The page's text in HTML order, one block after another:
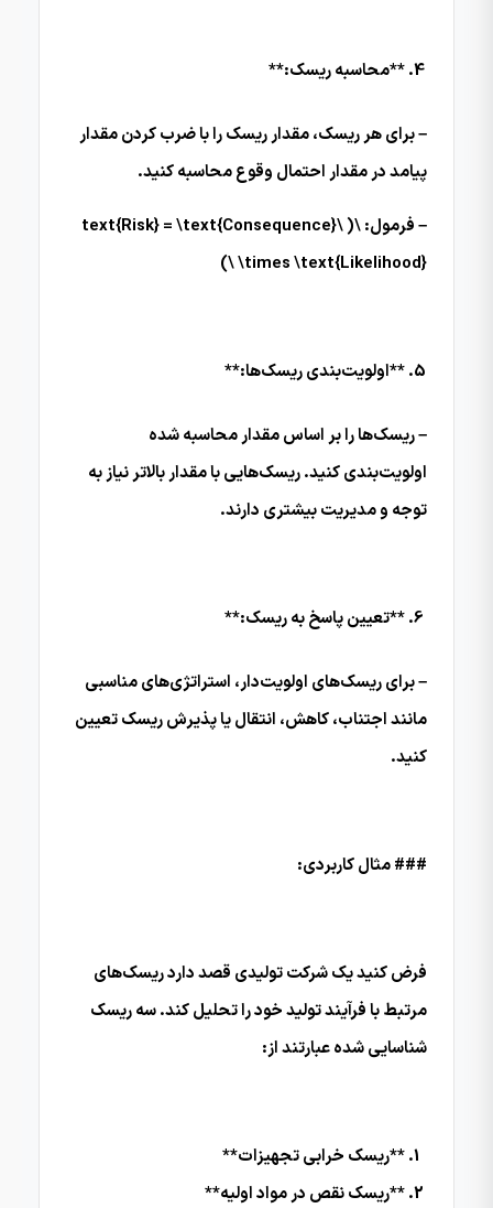
**محاسبه ریسک:**
– برای هر ریسک، مقدار ریسک را با ضرب کردن مقدار
پیامد در مقدار احتمال وقوع محاسبه کنید.
– فرمول: \( \text{Risk} = \text{Consequence}
\times \text{Likelihood} \)
**اولویت‌بندی ریسک‌ها:**
– ریسک‌ها را بر اساس مقدار محاسبه شده
اولویت‌بندی کنید. ریسک‌هایی با مقدار بالاتر نیاز به
توجه و مدیریت بیشتری دارند.
**تعیین پاسخ به ریسک:**
– برای ریسک‌های اولویت‌دار، استراتژی‌های مناسبی
مانند اجتناب، کاهش، انتقال یا پذیرش ریسک تعیین
کنید.
### مثال کاربردی:
فرض کنید یک شرکت تولیدی قصد دارد ریسک‌های
مرتبط با فرآیند تولید خود را تحلیل کند. سه ریسک
شناسایی شده عبارتند از:
**ریسک خرابی تجهیزات**
**ریسک نقص در مواد اولیه**